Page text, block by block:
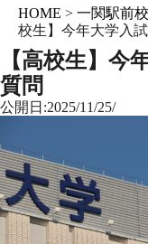
HOME > 一関駅前校
校生】今年大学入
【高校生】今
質問
公開日:2025/11/25/